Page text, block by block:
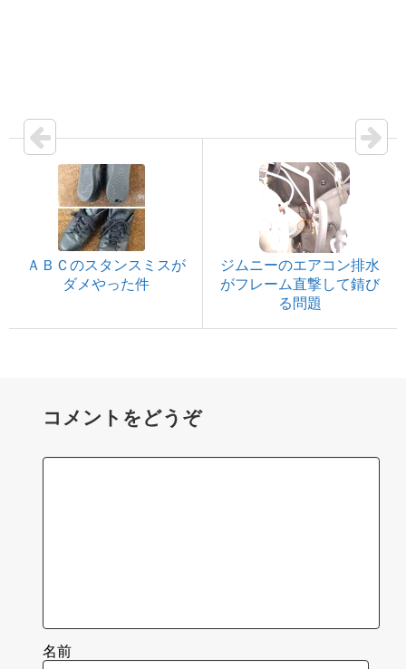
ＡＢＣのスタンスミスが
ダメやった件
ジムニーのエアコン排水
がフレーム直撃して錆び
る問題
コメントをどうぞ
名前